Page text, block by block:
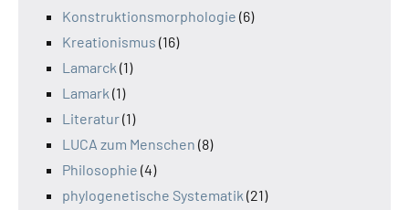
Konstruktionsmorphologie (6)
Kreationismus (16)
Lamarck (1)
Lamark (1)
Literatur(1)
LUCA zum Menschen (8)
Philosophie (4)
phylogenetische Systematik (21)